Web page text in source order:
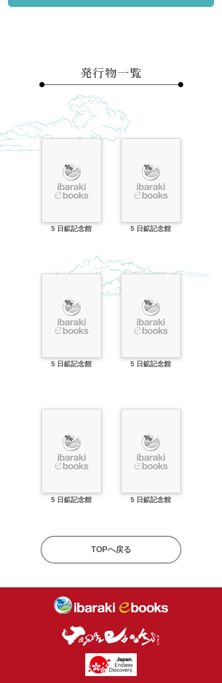
発行物一覧
5 日鉱記念館 5 日鉱記念館
5 日鉱記念館 5 日鉱記念館
5 日鉱記念館 5 日鉱記念館
TOPへ戻る